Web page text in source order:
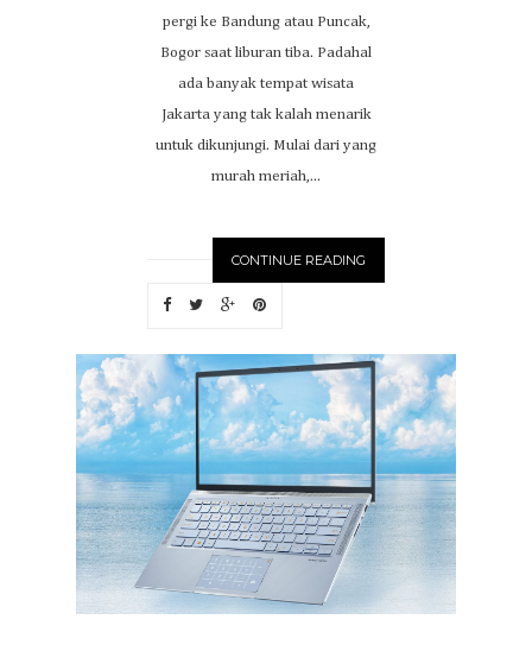
pergi ke Bandung atau Puncak,
Bogor saat liburan tiba. Padahal
ada banyak tempat wisata
Jakarta yang tak kalah menarik
untuk dikunjungi. Mulai dari yang
murah meriah,...
CONTINUE READING